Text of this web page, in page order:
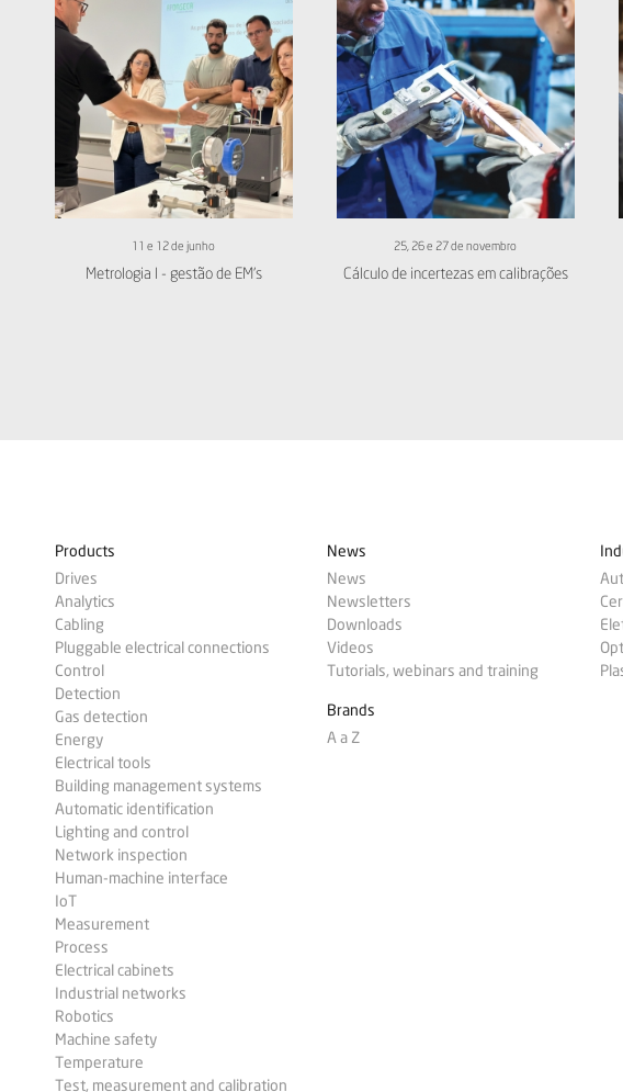
11 e 12 de junho
Metrologia I - gestão de EM's
25, 26 e 27 de novembro
Cálculo de incertezas em calibrações
Products
Drives
Analytics
Cabling
Pluggable electrical connections
Control
Detection
Gas detection
Energy
Electrical tools
Building management systems
Automatic identification
Lighting and control
Network inspection
Human-machine interface
IoT
Measurement
Process
Electrical cabinets
Industrial networks
Robotics
Machine safety
Temperature
Test, measurement and calibration
News
News
Newsletters
Downloads
Videos
Tutorials, webinars and training
Brands
A a Z